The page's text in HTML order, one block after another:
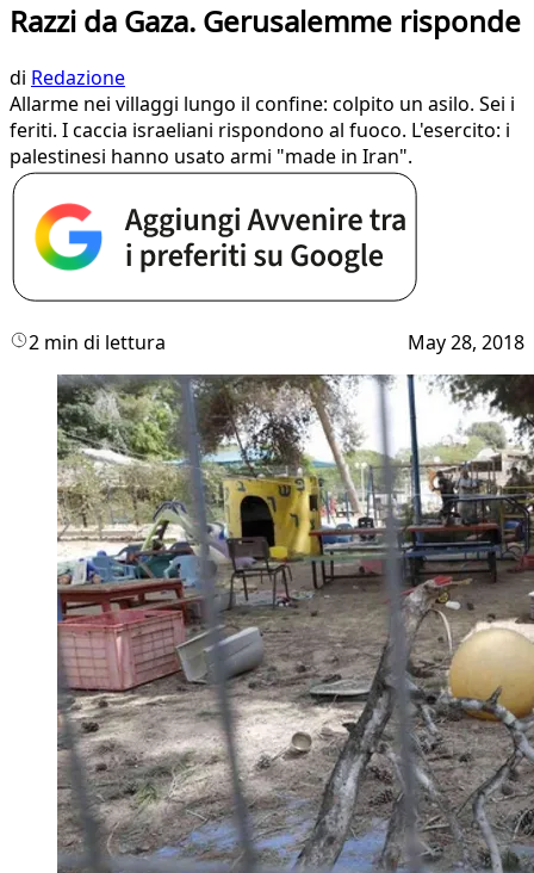
Razzi da Gaza. Gerusalemme risponde
di Redazione
Allarme nei villaggi lungo il confine: colpito un asilo. Sei i
feriti. I caccia israeliani rispondono al fuoco. L'esercito: i
palestinesi hanno usato armi "made in Iran".
2 min di lettura May 28, 2018